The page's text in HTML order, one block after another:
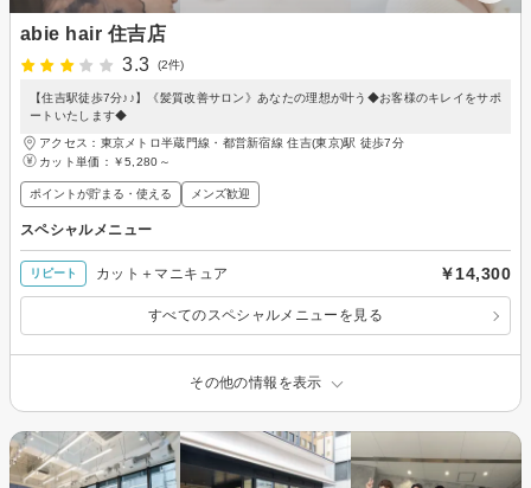
abie hair 住吉店
3.3
(2件)
【住吉駅徒歩7分♪♪】《髪質改善サロン》あなたの理想が叶う◆お客様のキレイをサポ
ートいたします◆
アクセス：東京メトロ半蔵門線・都営新宿線 住吉(東京)駅 徒歩7分
カット単価： ￥5,280～
ポイントが貯まる・使える メンズ歓迎
スペシャルメニュー
リピート カット＋マニキュア ￥14,300
すべてのスペシャルメニューを見る
その他の情報を表示